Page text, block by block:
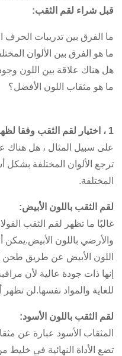
قبل شراء لقم الثقب:
ما الفرق بين تدريبات الحرف
ما هو الفرق بين الألوان
هل هناك علاقة بين اللون
ما هو مثقاب اللون الأفضل؟
1 ، اختيار لقم الثقب وفقا لظهور لقم الثقب اللون والمظهر.
على سبيل المثال ، هل هناك
ترجع الألوان المختلفة بشكل
المختلفة.
لقم الثقب باللون الأبيض:
غالبًا ما تظهر لقم الثقب
والأرضي باللون الأبيض.يمكن
اللون الأبيض عن طريق طحن
إنها ذات جودة عالية لأن
للغاية والمواد نفسها.لن
لقم الثقب باللون الأسود:
المثقاب الأسود عبارة عن
تضع الأداة النهائية في خليط